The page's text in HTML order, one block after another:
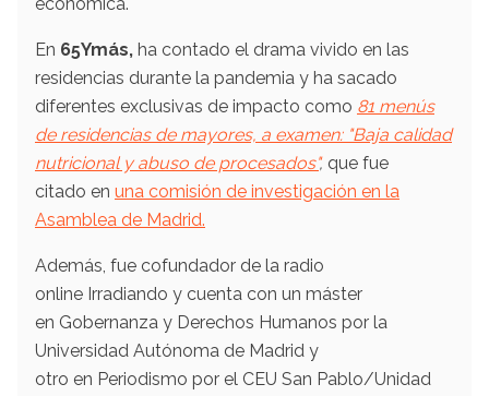
económica.
En 65Ymás, ha contado el drama vivido en las
residencias durante la pandemia y ha sacado
diferentes exclusivas de impacto como 81 menús
de residencias de mayores, a examen: "Baja calidad
nutricional y abuso de procesados", que fue
citado en una comisión de investigación en la
Asamblea de Madrid.
Además, fue cofundador de la radio
online Irradiando y cuenta con un máster
en Gobernanza y Derechos Humanos por la
Universidad Autónoma de Madrid y
otro en Periodismo por el CEU San Pablo/Unidad